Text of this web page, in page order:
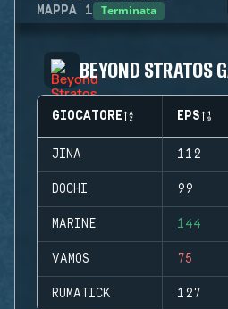
MAPPA 1 Terminata
BEYOND STRATOS
GIOCATORE EPS
JINA 112
DOCHI 99
MARINE 144
VAMOS 75
RUMATICK 127